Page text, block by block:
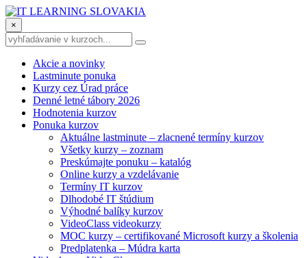
×
Akcie a novinky
Lastminute ponuka
Kurzy cez Úrad práce
Denné letné tábory 2026
Hodnotenia kurzov
Ponuka kurzov
Aktuálne lastminute – zlacnené termíny kurzov
Všetky kurzy – zoznam
Preskúmajte ponuku – katalóg
Online kurzy a vzdelávanie
Termíny IT kurzov
Dlhodobé IT štúdium
Výhodné balíky kurzov
VideoClass videokurzy
MOC kurzy – certifikované Microsoft kurzy a školenia
Predplatenka – Múdra karta